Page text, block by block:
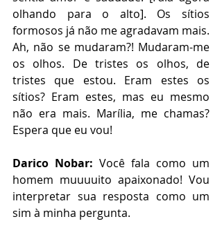
olhando para o alto]. Os sítios
formosos já não me agradavam mais.
Ah, não se mudaram?! Mudaram-me
os olhos. De tristes os olhos, de
tristes que estou. Eram estes os
sítios? Eram estes, mas eu mesmo
não era mais. Marília, me chamas?
Espera que eu vou!
Darico Nobar: Você fala como um
homem muuuuito apaixonado! Vou
interpretar sua resposta como um
sim à minha pergunta.